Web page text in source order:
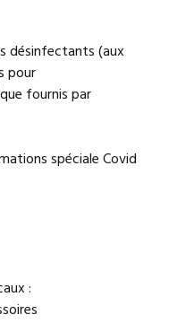
désinfectants (aux
pour
fournis par
spéciale Covid
: